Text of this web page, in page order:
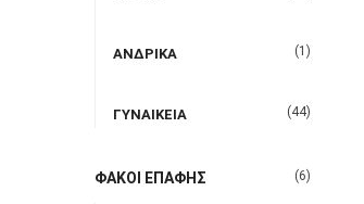
ΑΝΔΡΙΚΑ (1)
ΓΥΝΑΙΚΕΙΑ (44)
ΦΑΚΟΙ ΕΠΑΦΗΣ (6)